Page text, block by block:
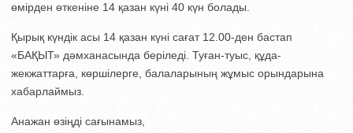
өмірден өткеніне 14 қазан күні 40 күн болады.
Қырық күндік асы 14 қазан күні сағат 12.00-ден бастап
«БАҚЫТ» дәмханасында беріледі. Туған-туыс, құда-
жекжаттарға, көршілерге, балаларының жұмыс орындарына
хабарлаймыз.
Анажан өзіңді сағынамыз,